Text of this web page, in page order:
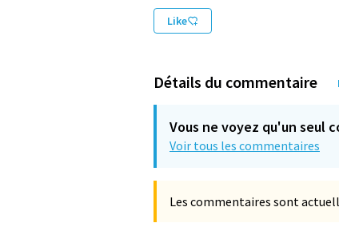
Like
Détails du commentaire
Vous ne voyez qu'un seul
Voir tous les commentaires
Les commentaires sont